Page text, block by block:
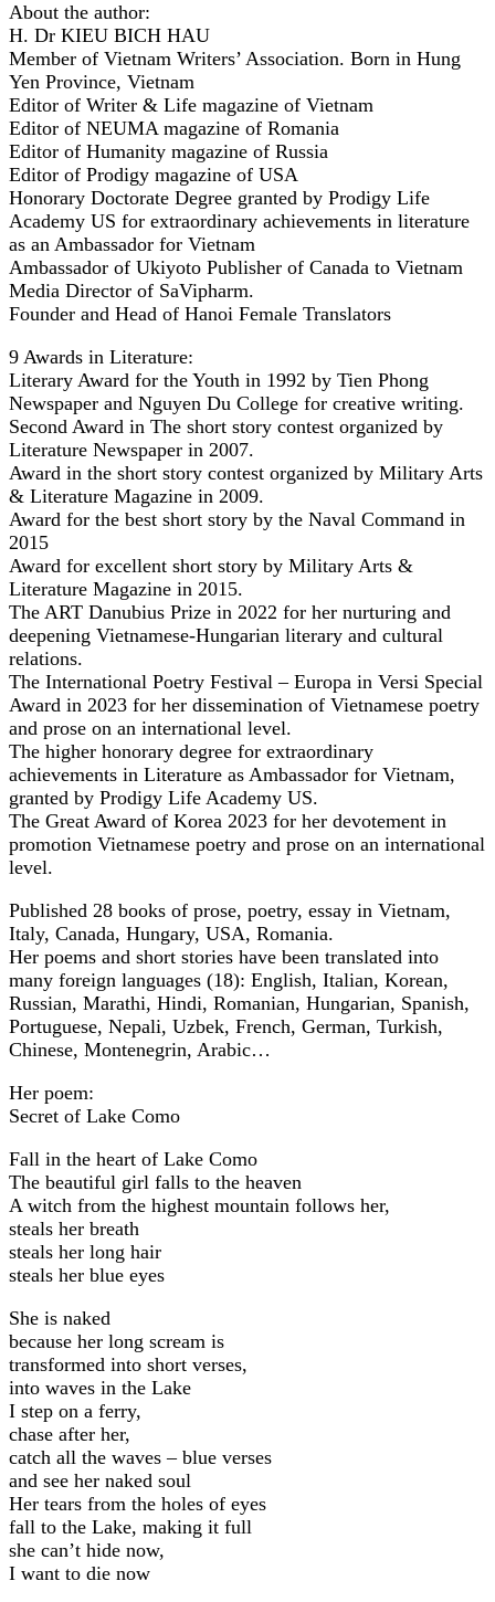
About the author:
H. Dr KIEU BICH HAU
Member of Vietnam Writers’ Association. Born in Hung
Yen Province, Vietnam
Editor of Writer & Life magazine of Vietnam
Editor of NEUMA magazine of Romania
Editor of Humanity magazine of Russia
Editor of Prodigy magazine of USA
Honorary Doctorate Degree granted by Prodigy Life
Academy US for extraordinary achievements in literature
as an Ambassador for Vietnam
Ambassador of Ukiyoto Publisher of Canada to Vietnam
Media Director of SaVipharm.
Founder and Head of Hanoi Female Translators
9 Awards in Literature:
Literary Award for the Youth in 1992 by Tien Phong
Newspaper and Nguyen Du College for creative writing.
Second Award in The short story contest organized by
Literature Newspaper in 2007.
Award in the short story contest organized by Military Arts
& Literature Magazine in 2009.
Award for the best short story by the Naval Command in
2015
Award for excellent short story by Military Arts &
Literature Magazine in 2015.
The ART Danubius Prize in 2022 for her nurturing and
deepening Vietnamese-Hungarian literary and cultural
relations.
The International Poetry Festival – Europa in Versi Special
Award in 2023 for her dissemination of Vietnamese poetry
and prose on an international level.
The higher honorary degree for extraordinary
achievements in Literature as Ambassador for Vietnam,
granted by Prodigy Life Academy US.
The Great Award of Korea 2023 for her devotement in
promotion Vietnamese poetry and prose on an international
level.
Published 28 books of prose, poetry, essay in Vietnam,
Italy, Canada, Hungary, USA, Romania.
Her poems and short stories have been translated into
many foreign languages (18): English, Italian, Korean,
Russian, Marathi, Hindi, Romanian, Hungarian, Spanish,
Portuguese, Nepali, Uzbek, French, German, Turkish,
Chinese, Montenegrin, Arabic…
Her poem:
Secret of Lake Como
Fall in the heart of Lake Como
The beautiful girl falls to the heaven
A witch from the highest mountain follows her,
steals her breath
steals her long hair
steals her blue eyes
She is naked
because her long scream is
transformed into short verses,
into waves in the Lake
I step on a ferry,
chase after her,
catch all the waves – blue verses
and see her naked soul
Her tears from the holes of eyes
fall to the Lake, making it full
she can’t hide now,
I want to die now